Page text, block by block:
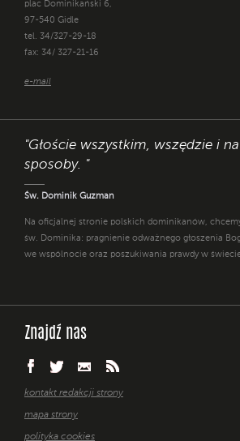
plac Dominikański 6,
97-540 Gidle
tel. 34/327-29-18
fax: 34/ 327-21-16
e-mail
"Głoście wszystkim, wszędzie i
sposoby. "
Św. Dominik Guzman
Na oficjalnej stronie polskich dominikanów,
św. Dominika: pragnienie odważnego głoszenia
we wspólnocie oraz poszukiwania prawdy w
Znajdź nas
kontakt redakcji strony
mapa strony
polityka cookies